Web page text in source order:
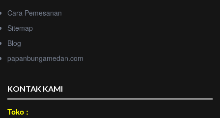
Cara Pemesanan
Sitemap
Blog
papanbungamedan.com
KONTAK KAMI
Toko :